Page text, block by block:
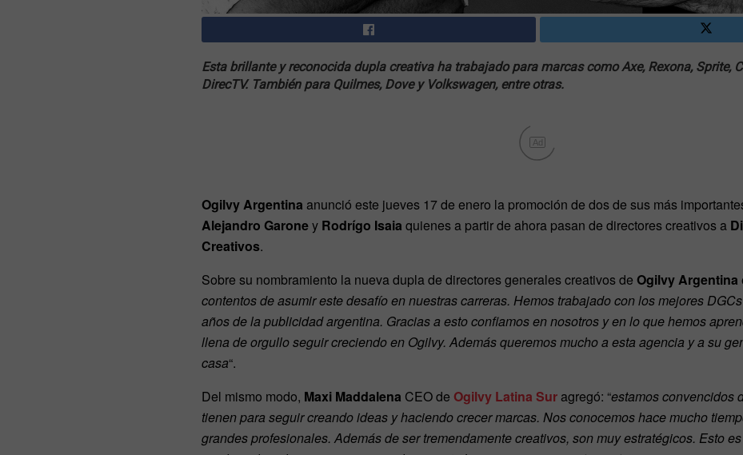
Esta brillante y reconocida dupla creativa ha trabajado para marcas como Axe, Rexona, Sprite,
DirecTV. También para Quilmes, Dove y Volkswagen, entre otras.
Ad
Ogilvy Argentina anunció este jueves 17 de enero la promoción de dos de sus más
Alejandro Garoney Rodrígo Isaia quienes a partir de ahora pasan de directores creativos a
Creativos.
Sobre su nombramiento la nueva dupla de directores generales creativos de Ogilvy Argentina
contentos de asumir este desafío en nuestras carreras. Hemos trabajado con los mejores
años de la publicidad argentina. Gracias a esto confiamos en nosotros y en lo que hemos
llena de orgullo seguir creciendo en Ogilvy. Además queremos mucho a esta agencia y a su
casa“.
Del mismo modo, Maxi Maddalena CEO de Ogilvy Latina Suragregó: “estamos convencidos
tienen para seguir creando ideas y haciendo crecer marcas. Nos conocemos hace mucho
grandes profesionales. Además de ser tremendamente creativos, son muy estratégicos. Esto